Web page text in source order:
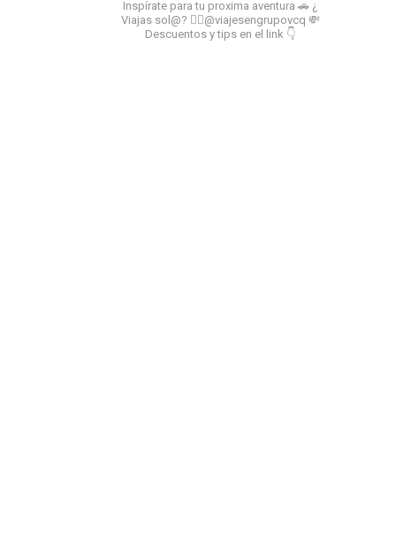
Inspírate para tu proxima aventura 🚗 ¿
Viajas sol@? 👉🏻@viajesengrupovcq 💸
Descuentos y tips en el link 👇